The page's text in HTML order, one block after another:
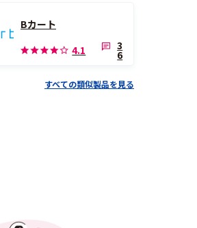
Bカート
4.1
3
6
すべての類似製品を見る